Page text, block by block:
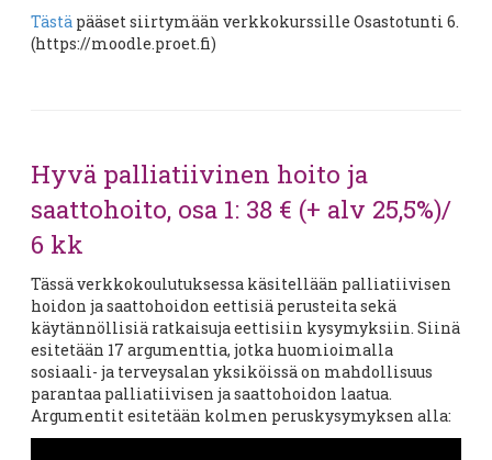
Tästä pääset siirtymään verkkokurssille Osastotunti 6.
(https://moodle.proet.fi)
Hyvä palliatiivinen hoito ja
saattohoito, osa 1: 38 € (+ alv 25,5%)/
6 kk
Tässä verkkokoulutuksessa käsitellään palliatiivisen
hoidon ja saattohoidon eettisiä perusteita sekä
käytännöllisiä ratkaisuja eettisiin kysymyksiin. Siinä
esitetään 17 argumenttia, jotka huomioimalla
sosiaali- ja terveysalan yksiköissä on mahdollisuus
parantaa palliatiivisen ja saattohoidon laatua.
Argumentit esitetään kolmen peruskysymyksen alla: